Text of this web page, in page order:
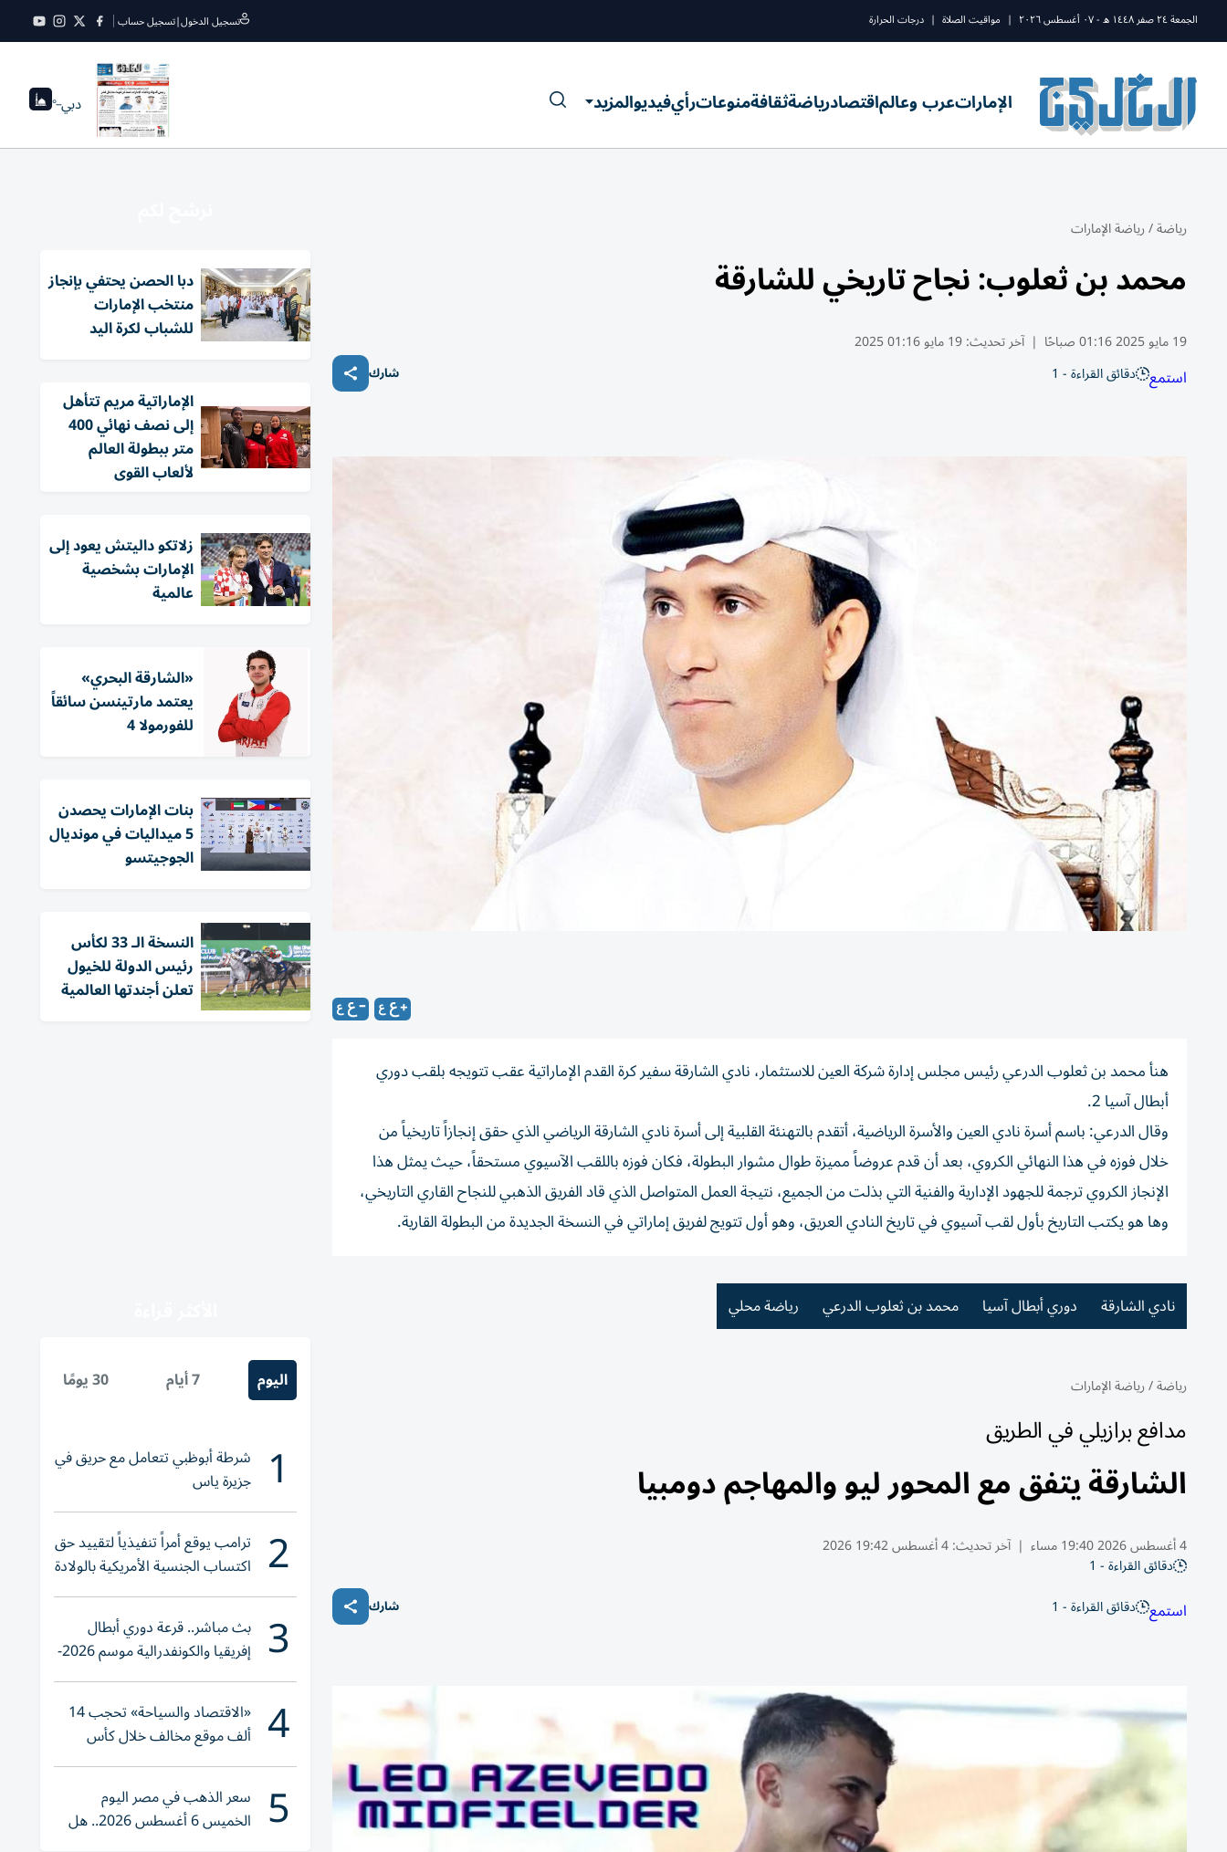
الجمعة ٢٤ صفر ١٤٤٨ ه - ٠٧ أغسطس ٢٠٢٦ | مواقيت الصلاة | درجات الحرارة تسجيل الدخول|تسجيل حساب
الإماراتعرب وعالماقتصادرياضةثقافةمنوعاترأيفيديوالمزيد دبي--°
رياضة/رياضة الإمارات
محمد بن ثعلوب: نجاح تاريخي للشارقة
19 مايو 2025 01:16 صباحًا | آخر تحديث:19 مايو 01:16 2025
استمع دقائق القراءة - 1 شارك
هنأ محمد بن ثعلوب الدرعي رئيس مجلس إدارة شركة العين للاستثمار، نادي الشارقة سفير كرة القدم الإماراتية عقب تتويجه بلقب دوري
أبطال آسيا 2.
وقال الدرعي: باسم أسرة نادي العين والأسرة الرياضية، أتقدم بالتهنئة القلبية إلى أسرة نادي الشارقة الرياضي الذي حقق إنجازاً تاريخياً من
خلال فوزه في هذا النهائي الكروي، بعد أن قدم عروضاً مميزة طوال مشوار البطولة، فكان فوزه باللقب الآسيوي مستحقاً، حيث يمثل هذا
الإنجاز الكروي ترجمة للجهود الإدارية والفنية التي بذلت من الجميع، نتيجة العمل المتواصل الذي قاد الفريق الذهبي للنجاح القاري التاريخي،
وها هو يكتب التاريخ بأول لقب آسيوي في تاريخ النادي العريق، وهو أول تتويج لفريق إماراتي في النسخة الجديدة من البطولة القارية.
نادي الشارقة دوري أبطال آسيا محمد بن ثعلوب الدرعي رياضة محلي
رياضة/رياضة الإمارات
مدافع برازيلي في الطريق
الشارقة يتفق مع المحور ليو والمهاجم دومبيا
4 أغسطس 2026 19:40 مساء | آخر تحديث:4 أغسطس 19:42 2026
دقائق القراءة - 1
استمع دقائق القراءة - 1 شارك
دبا الحصن يحتفي بإنجاز
منتخب الإمارات
للشباب لكرة اليد
الإماراتية مريم تتأهل
إلى نصف نهائي 400
متر ببطولة العالم
لألعاب القوى
زلاتكو داليتش يعود إلى
الإمارات بشخصية
عالمية
«الشارقة البحري»
يعتمد مارتينسن سائقاً
للفورمولا 4
بنات الإمارات يحصدن
5 ميداليات في مونديال
الجوجيتسو
النسخة الـ 33 لكأس
رئيس الدولة للخيول
تعلن أجندتها العالمية
اليوم 7 أيام 30 يومًا
1 شرطة أبوظبي تتعامل مع حريق في
جزيرة ياس
2 ترامب يوقع أمراً تنفيذياً لتقييد حق
اكتساب الجنسية الأمريكية بالولادة
3 بث مباشر.. قرعة دوري أبطال
إفريقيا والكونفدرالية موسم 2026-
2027
4 «الاقتصاد والسياحة» تحجب 14
ألف موقع مخالف خلال كأس
العالم 2026
5 سعر الذهب في مصر اليوم
الخميس 6 أغسطس 2026.. هل